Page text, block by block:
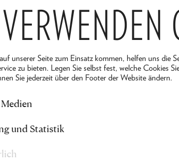
unserer Seite zum Einsatz kommen, helfen uns die
zu bieten. Legen Sie selbst fest, welche Cookies
Sie jederzeit über den Footer der Website ändern.
und Statistik
Exklusive Vorinformation zum
Möglichkeit zum Ticketkauf vor
Zusendung der exklusiven
Einladung zur jährlichen